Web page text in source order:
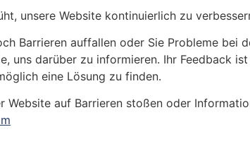
unsere Website kontinuierlich zu
Barrieren auffallen oder Sie Probleme bei
uns darüber zu informieren. Ihr Feedback
eine Lösung zu finden.
Website auf Barrieren stoßen oder